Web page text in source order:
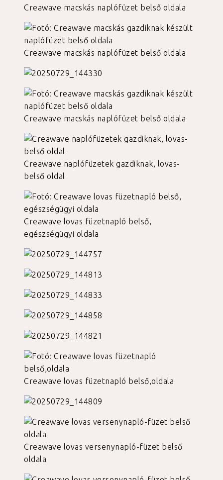
Creawave macskás naplófüzet belső oldala
Creawave macskás naplófüzet belső oldala
Creawave macskás naplófüzet belső oldala
Creawave naplófüzetek gazdiknak, lovas-
belső oldal
Creawave lovas füzetnapló belső,
egészségügyi oldala
Creawave lovas füzetnapló belső,oldala
Creawave lovas versenynapló-füzet belső
oldala